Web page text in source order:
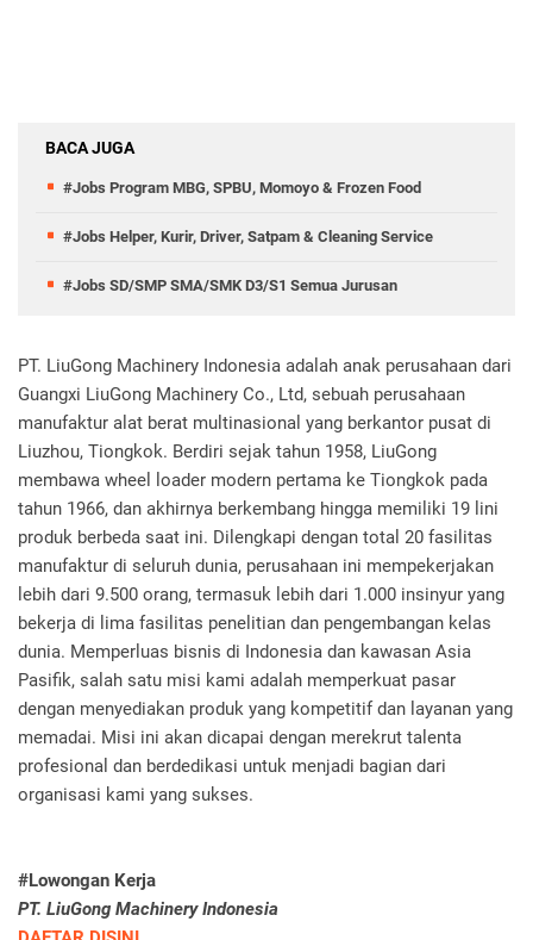
BACA JUGA
#Jobs Program MBG, SPBU, Momoyo & Frozen Food
#Jobs Helper, Kurir, Driver, Satpam & Cleaning Service
#Jobs SD/SMP SMA/SMK D3/S1 Semua Jurusan
PT. LiuGong Machinery Indonesia adalah anak perusahaan dari
Guangxi LiuGong Machinery Co., Ltd, sebuah perusahaan
manufaktur alat berat multinasional yang berkantor pusat di
Liuzhou, Tiongkok. Berdiri sejak tahun 1958, LiuGong
membawa wheel loader modern pertama ke Tiongkok pada
tahun 1966, dan akhirnya berkembang hingga memiliki 19 lini
produk berbeda saat ini. Dilengkapi dengan total 20 fasilitas
manufaktur di seluruh dunia, perusahaan ini mempekerjakan
lebih dari 9.500 orang, termasuk lebih dari 1.000 insinyur yang
bekerja di lima fasilitas penelitian dan pengembangan kelas
dunia. Memperluas bisnis di Indonesia dan kawasan Asia
Pasifik, salah satu misi kami adalah memperkuat pasar
dengan menyediakan produk yang kompetitif dan layanan yang
memadai. Misi ini akan dicapai dengan merekrut talenta
profesional dan berdedikasi untuk menjadi bagian dari
organisasi kami yang sukses.
#Lowongan Kerja
PT. LiuGong Machinery Indonesia